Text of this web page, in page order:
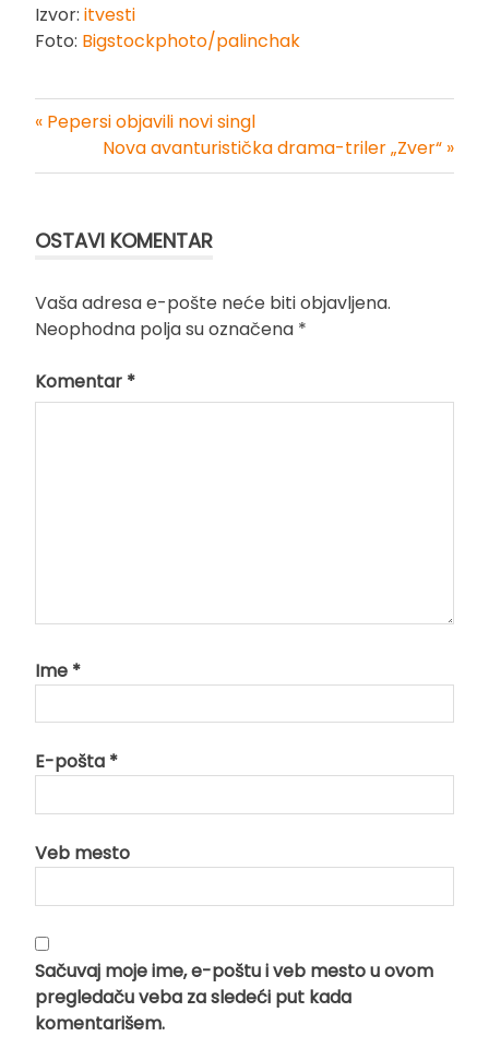
Izvor: itvesti
Foto: Bigstockphoto/palinchak
Kretanje
« Pepersi objavili novi singl
Nova avanturistička drama-triler „Zver“ »
OSTAVI KOMENTAR
Vaša adresa e-pošte neće biti objavljena.
Neophodna polja su označena *
Komentar *
Ime *
E-pošta *
Veb mesto
Sačuvaj moje ime, e-poštu i veb mesto u ovom
pregledaču veba za sledeći put kada
komentarišem.